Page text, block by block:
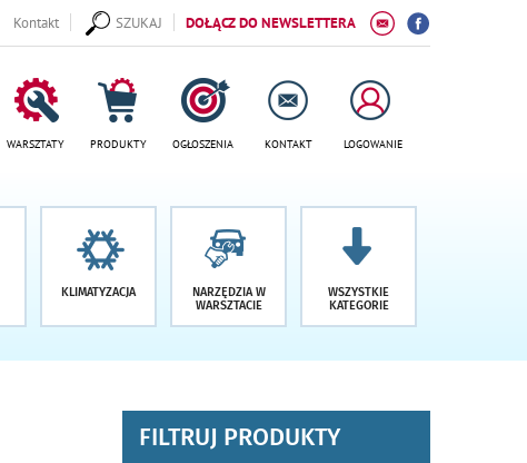
Kontakt DOŁĄCZ DO NEWSLETTERA
SZUKAJ
WARSZTATY PRODUKTY OGŁOSZENIA KONTAKT LOGOWANIE
KLIMATYZACJA
NARZĘDZIA W
WARSZTACIE
WSZYSTKIE
KATEGORIE
FILTRUJ PRODUKTY